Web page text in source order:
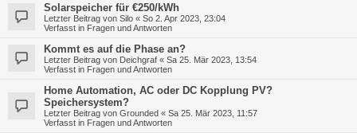
Solarspeicher für €250/kWh
Letzter Beitrag von Silo « So 2. Apr 2023, 23:04
Verfasst in Fragen und Antworten
Kommt es auf die Phase an?
Letzter Beitrag von Deichgraf « Sa 25. Mär 2023, 13:54
Verfasst in Fragen und Antworten
Home Automation, AC oder DC Kopplung PV?
Speichersystem?
Letzter Beitrag von Grounded « Sa 25. Mär 2023, 11:57
Verfasst in Fragen und Antworten